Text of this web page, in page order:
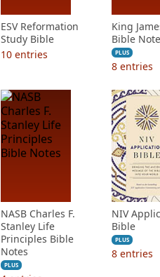
ESV Reformation
Study Bible
10 entries
King
Bible
PLUS
8 entries
NASB Charles F.
Stanley Life
Principles Bible
Notes
PLUS
NIV
Bible
PLUS
8 entries